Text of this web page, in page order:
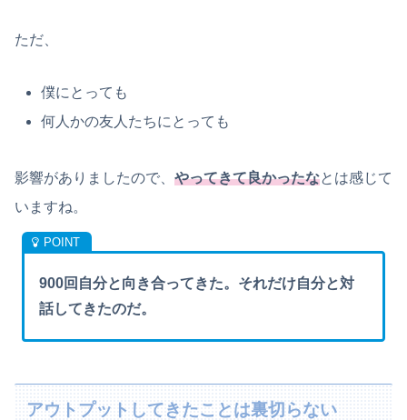
ただ、
僕にとっても
何人かの友人たちにとっても
影響がありましたので、 やってきて良かったなとは感じて
いますね。
900回自分と向き合ってきた。それだけ自分と対
話してきたのだ。
アウトプットしてきたことは裏切らない